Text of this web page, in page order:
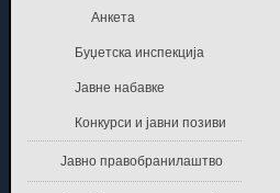
Анкета
Буџетска инспекција
Јавне набавке
Конкурси и јавни позиви
Јавно правобранилаштво